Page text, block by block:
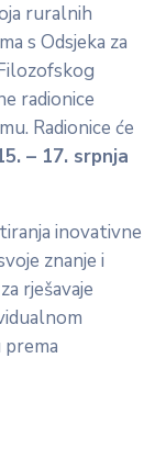
ruralnih
s Odsjeka za
radionice
Radionice će
– 17. srpnja
inovativne
znanje i
rješavaje